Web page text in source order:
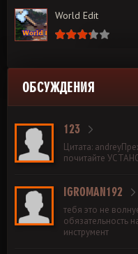
World Edit
ОБСУЖДЕНИЯ
123
Цитата:
почитайте
IGROMAN192
тебя это не
обязательность
инструмент